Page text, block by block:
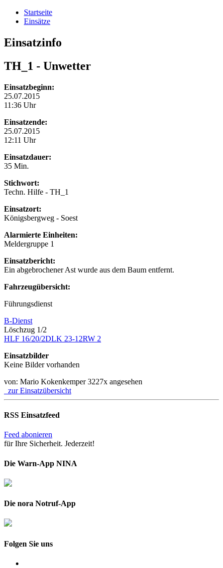
Startseite
Einsätze
Einsatzinfo
TH_1 - Unwetter
Einsatzbeginn:
25.07.2015
11:36 Uhr
Einsatzende:
25.07.2015
12:11 Uhr
Einsatzdauer:
35 Min.
Stichwort:
Techn. Hilfe - TH_1
Einsatzort:
Königsbergweg - Soest
Alarmierte Einheiten:
Meldergruppe 1
Einsatzbericht:
Ein abgebrochener Ast wurde aus dem Baum entfernt.
Fahrzeugübersicht:
Führungsdienst
B-Dienst
Löschzug 1/2
HLF 16/20/2DLK 23-12RW 2
Einsatzbilder
Keine Bilder vorhanden
von: Mario Kokenkemper3227x angesehen
zur Einsatzübersicht
RSS Einsatzfeed
Feed abonieren
für Ihre Sicherheit. Jederzeit!
Die Warn-App NINA
Die nora Notruf-App
Folgen Sie uns